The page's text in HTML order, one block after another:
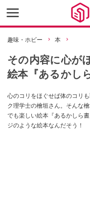
趣味・ホビー 本
その内容に心が
絵本『あるかし
心のコリをほぐせば体のコリ
ク理学士の檜垣さん。そんな
でも楽しい絵本『あるかしら
ジのような絵本なんだそう！